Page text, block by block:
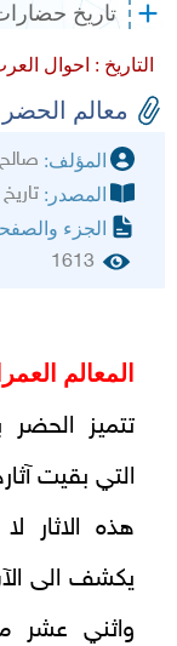
تاريخ
التاريخ : احوال
معالم الحضر
المؤلف:
المصدر:
الجزء
1613
المعالم
تتميز الحضر
التي بقيت
هذه الاثار
يكشف الى
واثني عشر